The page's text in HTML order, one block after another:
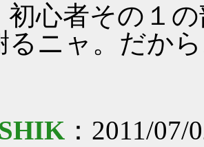
初心者その１
るニャ。だか
：2011/